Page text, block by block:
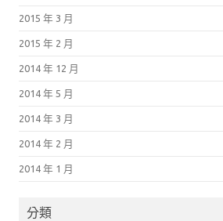
2015 年 3 月
2015 年 2 月
2014 年 12 月
2014 年 5 月
2014 年 3 月
2014 年 2 月
2014 年 1 月
分類